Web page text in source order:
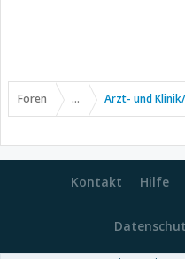
Foren ... Arzt- und
Kontakt Hilfe